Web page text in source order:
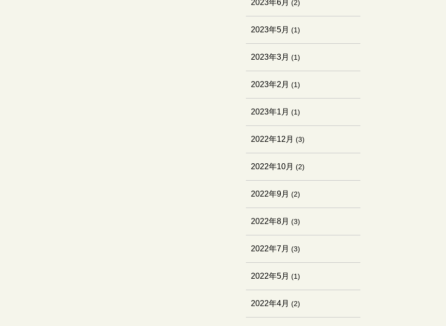
2023年6月 (2)
2023年5月 (1)
2023年3月 (1)
2023年2月 (1)
2023年1月 (1)
2022年12月 (3)
2022年10月 (2)
2022年9月 (2)
2022年8月 (3)
2022年7月 (3)
2022年5月 (1)
2022年4月 (2)